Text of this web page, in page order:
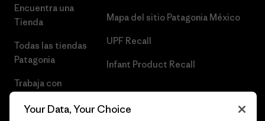
Encuentra una
Tienda
Todas las tiendas
Patagonia
Trabaja con
Mapa del sitio Patagonia México
UPF Recall
Infant Product Recall
Your Data, Your Choice